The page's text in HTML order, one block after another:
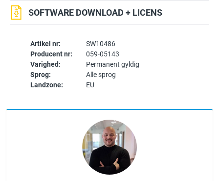
Artikel nr:
SW10486
Producent nr:
059-05143
Varighed:
Permanent gyldig
Sprog:
Alle sprog
Landzone:
EU
SOFTWARE DOWNLOAD + LICENS